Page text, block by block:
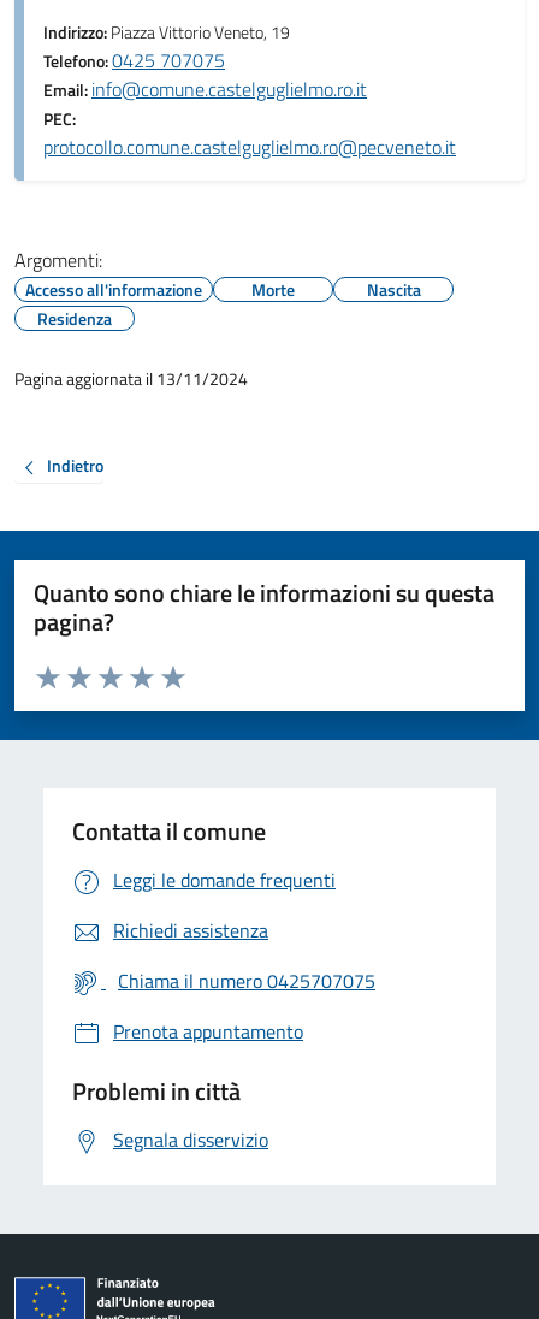
Indirizzo:Piazza Vittorio Veneto, 19
Telefono:0425 707075
Email:info@comune.castelguglielmo.ro.it
PEC:
protocollo.comune.castelguglielmo.ro@pecveneto.it
Argomenti:
Accesso all'informazione Morte
Nascita
Residenza
Pagina aggiornata il 13/11/2024
Indietro
Quanto sono chiare le informazioni su questa
pagina?
Valuta da 1 a 5 stelle la pagina
Valuta 5 stelle su 5
Valuta 4 stelle su 5
Valuta 3 stelle su 5
Valuta 2 stelle su 5
Valuta 1 stelle su 5
Contatta il comune
Leggi le domande frequenti
Richiedi assistenza
Chiama il numero 0425707075
Prenota appuntamento
Problemi in città
Segnala disservizio